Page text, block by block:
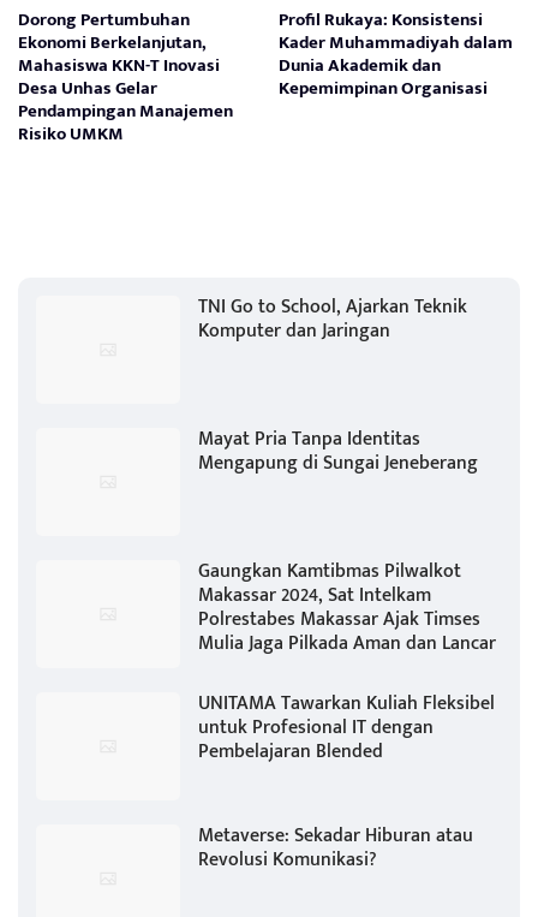
Dorong Pertumbuhan
Ekonomi Berkelanjutan,
Mahasiswa KKN-T Inovasi
Desa Unhas Gelar
Pendampingan Manajemen
Risiko UMKM
Profil Rukaya: Konsistensi
Kader Muhammadiyah dalam
Dunia Akademik dan
Kepemimpinan Organisasi
TNI Go to School, Ajarkan Teknik
Komputer dan Jaringan
Mayat Pria Tanpa Identitas
Mengapung di Sungai Jeneberang
Gaungkan Kamtibmas Pilwalkot
Makassar 2024, Sat Intelkam
Polrestabes Makassar Ajak Timses
Mulia Jaga Pilkada Aman dan Lancar
UNITAMA Tawarkan Kuliah Fleksibel
untuk Profesional IT dengan
Pembelajaran Blended
Metaverse: Sekadar Hiburan atau
Revolusi Komunikasi?